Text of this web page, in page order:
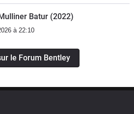
Batur (2022)
à 22:10
le Forum Bentley